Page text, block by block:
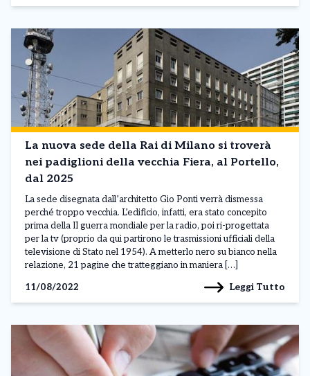
La nuova sede della Rai di Milano si troverà
nei padiglioni della vecchia Fiera, al Portello,
dal 2025
La sede disegnata dall’architetto Gio Ponti verrà dismessa
perché troppo vecchia. L’edificio, infatti, era stato concepito
prima della II guerra mondiale per la radio, poi ri-progettata
per la tv (proprio da qui partirono le trasmissioni ufficiali della
televisione di Stato nel 1954). A metterlo nero su bianco nella
relazione, 21 pagine che tratteggiano in maniera […]
11/08/2022
Leggi Tutto